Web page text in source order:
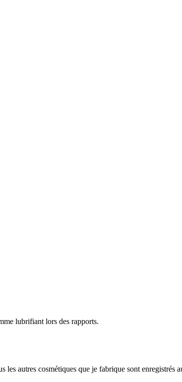
lubrifiant lors des rapports.
autres cosmétiques que je fabrique sont enregistrés